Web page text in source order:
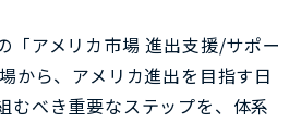
「アメリカ市場 進出支援/サポー
から、アメリカ進出を目指す日
むべき重要なステップを、体系